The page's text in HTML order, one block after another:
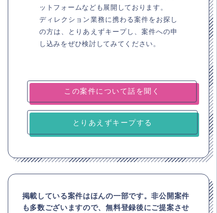
ットフォームなども展開しております。
ディレクション業務に携わる案件をお探し
の方は、とりあえずキープし、案件への申
し込みをぜひ検討してみてください。
とりあえずキープする
掲載している案件はほんの一部です。非公開案件
も多数ございますので、無料登録後にご提案させ